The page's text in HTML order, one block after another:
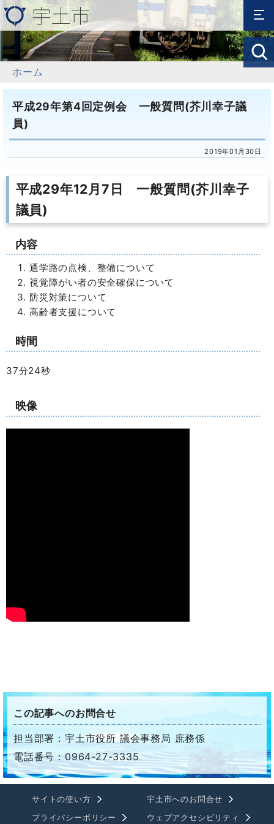
ホーム
平成29年第4回定例会 一般質問(芥川幸子議
員)
2019年01月30日
平成29年12月7日 一般質問(芥川幸子
議員)
内容
通学路の点検、整備について
視覚障がい者の安全確保について
防災対策について
高齢者支援について
時間
37分24秒
映像
この記事へのお問合せ
担当部署：宇土市役所 議会事務局 庶務係
電話番号：0964-27-3335
サイトの使い方
宇土市へのお問合せ
プライバシーポリシー
ウェブアクセシビリティ